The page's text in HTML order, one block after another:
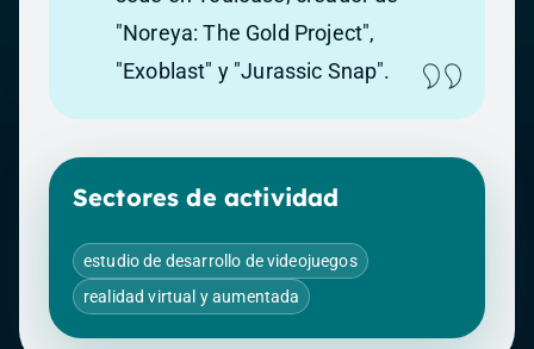
"Noreya: The Gold Project",
"Exoblast" y "Jurassic Snap".
Sectores de actividad
estudio de desarrollo de videojuegos
realidad virtual y aumentada